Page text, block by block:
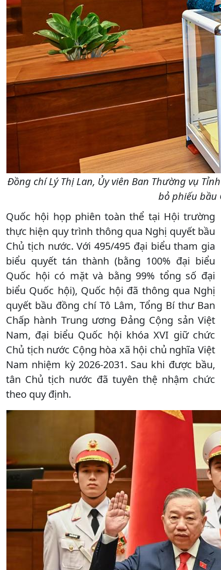
Đồng chí Lý Thị Lan, Ủy viên Ban Thường vụ
bỏ phiếu bầu
Quốc hội họp phiên toàn thể tại Hội trường
thực hiện quy trình thông qua Nghị quyết bầu
Chủ tịch nước. Với 495/495 đại biểu tham gia
biểu quyết tán thành (bằng 100% đại biểu
Quốc hội có mặt và bằng 99% tổng số đại
biểu Quốc hội), Quốc hội đã thông qua Nghị
quyết bầu đồng chí Tô Lâm, Tổng Bí thư Ban
Chấp hành Trung ương Đảng Cộng sản Việt
Nam, đại biểu Quốc hội khóa XVI giữ chức
Chủ tịch nước Cộng hòa xã hội chủ nghĩa Việt
Nam nhiệm kỳ 2026-2031. Sau khi được bầu,
tân Chủ tịch nước đã tuyên thệ nhậm chức
theo quy định.